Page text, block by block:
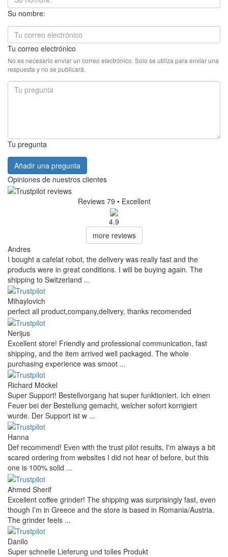
Su nombre:
Tu correo electrónico
No es necesario enviar un correo electrónico. Solo se utiliza para enviar una
respuesta y no se publicará.
Tu pregunta
Añadir una pregunta
Opiniones de nuestros clientes
Reviews 79 • Excellent
4.9
more reviews
Andres
I bought a cafelat robot, the delivery was really fast and the
products were in great conditions. I will be buying again. The
shipping to Switzerland ...
Mihaylovich
perfect all product,company,delivery, thanks recomended
Nerijus
Excellent store! Friendly and professional communication, fast
shipping, and the item arrived well packaged. The whole
purchasing experience was smoot ...
Richard Möckel
Super Support! Bestellvorgang hat super funktioniert. Ich einen
Feuer bei der Bestellung gemacht, welcher sofort korrigiert
wurde. Der Support ist w ...
Hanna
Def recommend! Even with the trust pilot results, I'm always a bit
scared ordering from websites I did not hear of before, but this
one is 100% solid ...
Ahmed Sherif
Excellent coffee grinder! The shipping was surprisingly fast, even
though I’m in Greece and the store is based in Romania/Austria.
The grinder feels ...
Danilo
Super schnelle Lieferung und tolles Produkt